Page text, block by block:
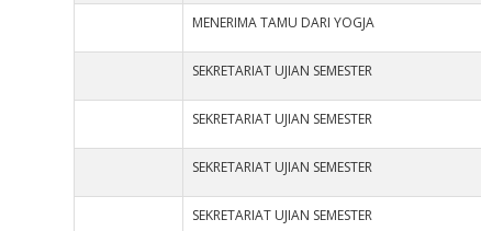
MENERIMA TAMU DARI YOGJA
SEKRETARIAT UJIAN SEMESTER
SEKRETARIAT UJIAN SEMESTER
SEKRETARIAT UJIAN SEMESTER
SEKRETARIAT UJIAN SEMESTER